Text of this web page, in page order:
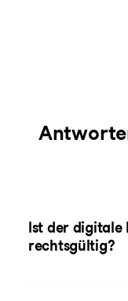
Ist der digitale
rechtsgültig?